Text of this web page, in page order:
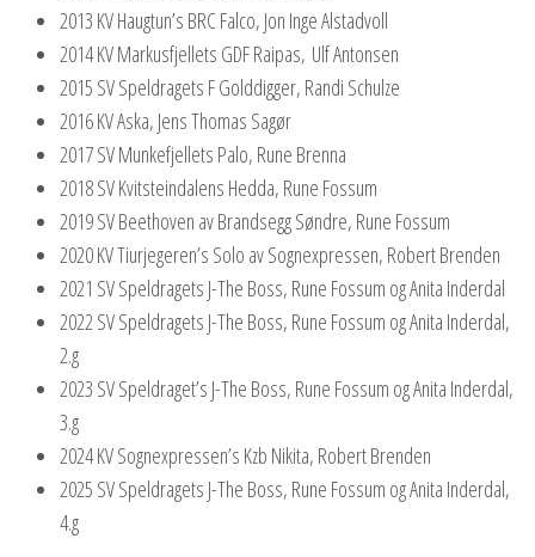
2013 KV Haugtun’s BRC Falco, Jon Inge Alstadvoll
2014 KV Markusfjellets GDF Raipas, Ulf Antonsen
2015 SV Speldragets F Golddigger, Randi Schulze
2016 KV Aska, Jens Thomas Sagør
2017 SV Munkefjellets Palo, Rune Brenna
2018 SV Kvitsteindalens Hedda, Rune Fossum
2019 SV Beethoven av Brandsegg Søndre, Rune Fossum
2020 KV Tiurjegeren’s Solo av Sognexpressen, Robert Brenden
2021 SV Speldragets J-The Boss, Rune Fossum og Anita Inderdal
2022 SV Speldragets J-The Boss, Rune Fossum og Anita Inderdal,
2.g
2023 SV Speldraget’s J-The Boss, Rune Fossum og Anita Inderdal,
3.g
2024 KV Sognexpressen’s Kzb Nikita, Robert Brenden
2025 SV Speldragets J-The Boss, Rune Fossum og Anita Inderdal,
4.g